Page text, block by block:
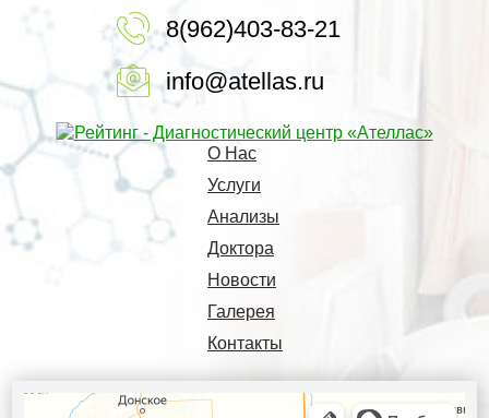
8(962)403-83-21
info@atellas.ru
О Нас
Услуги
Анализы
Доктора
Новости
Галерея
Контакты